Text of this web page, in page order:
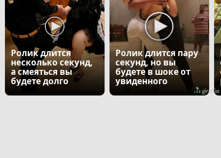
Ролик длится
несколько секунд,
а смеяться вы
будете долго
Ролик длится пару
секунд, но вы
будете в шоке от
увиденного